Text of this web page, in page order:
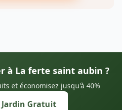
à La ferte saint aubin ?
et économisez jusqu'à 40%
Jardin Gratuit